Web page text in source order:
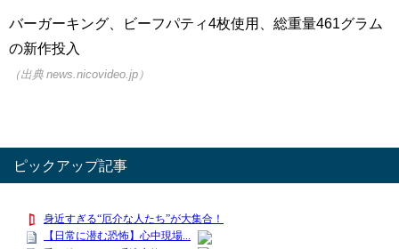
バーガーキング、ビーフパティ4枚使用、総重量461グラム
の新作投入
（出典 news.nicovideo.jp）
ピックアップ記事